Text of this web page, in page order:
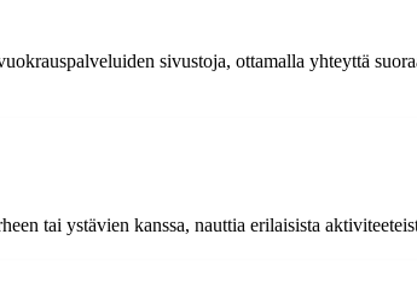
sivustoja, ottamalla yhteyttä
tai ystävien kanssa, nauttia erilaisista